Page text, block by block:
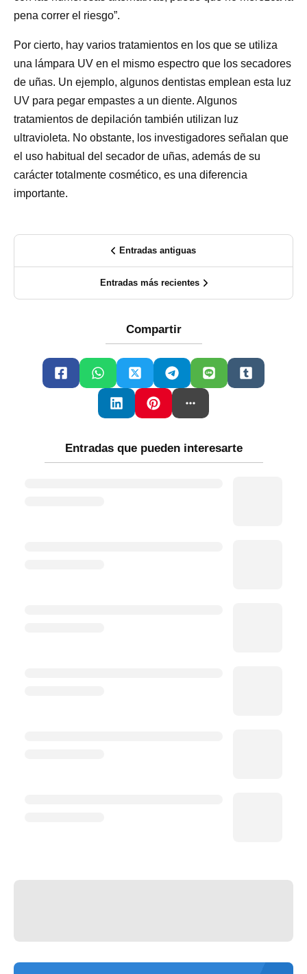
pena correr el riesgo”.
Por cierto, hay varios tratamientos en los que se utiliza
una lámpara UV en el mismo espectro que los secadores
de uñas. Un ejemplo, algunos dentistas emplean esta luz
UV para pegar empastes a un diente. Algunos
tratamientos de depilación también utilizan luz
ultravioleta. No obstante, los investigadores señalan que
el uso habitual del secador de uñas, además de su
carácter totalmente cosmético, es una diferencia
importante.
Entradas antiguas
Entradas más recientes
Compartir
Entradas que pueden interesarte